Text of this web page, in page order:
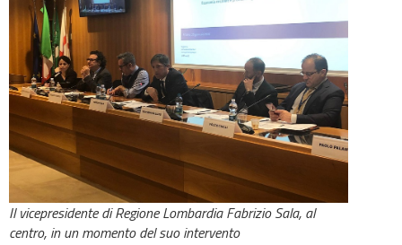
Il vicepresidente di Regione Lombardia Fabrizio Sala, al
centro, in un momento del suo intervento